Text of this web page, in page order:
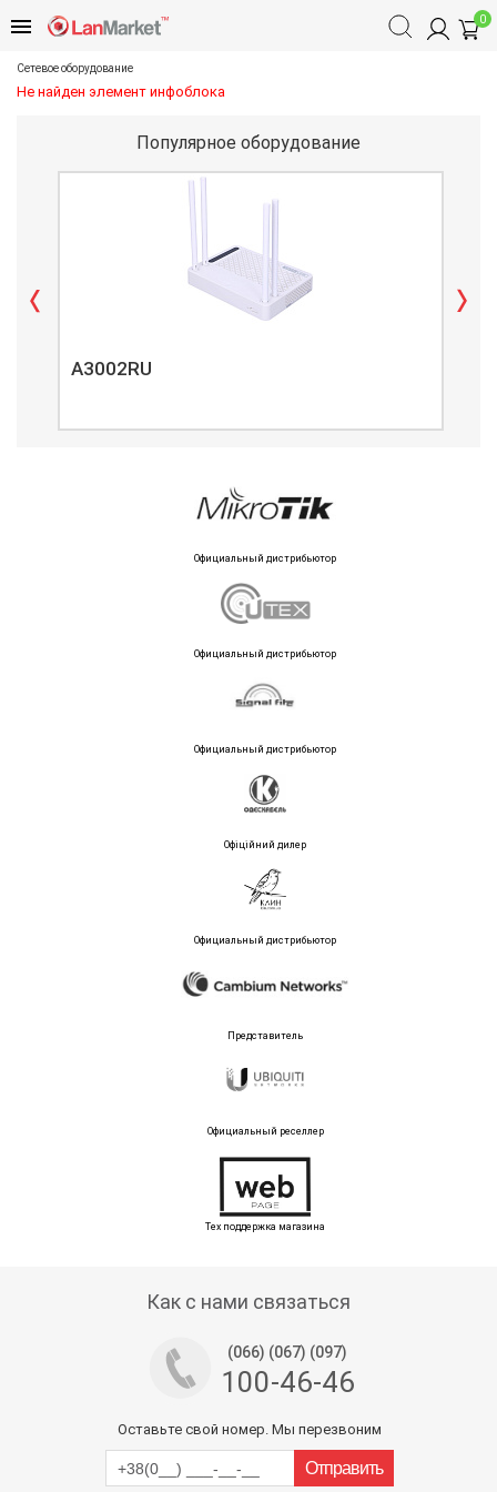
0
Сетевое оборудование
Не найден элемент инфоблока
Популярное оборудование
A3002RU
Официальный дистрибьютор
Официальный дистрибьютор
Официальный дистрибьютор
Офіційний дилер
Официальный дистрибьютор
Представитель
Официальный реселлер
Тех поддержка магазина
Как с нами связаться
(066) (067) (097)
100-46-46
Оставьте свой номер. Мы перезвоним